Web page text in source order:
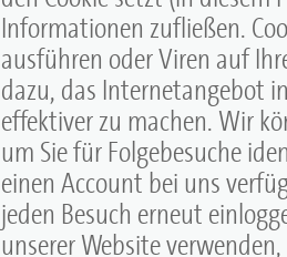
Informationen zufließen.
ausführen oder Viren auf
dazu, das Internetangebot
effektiver zu machen. Wir
um Sie für Folgebesuche
einen Account bei uns
jeden Besuch erneut
unserer Website